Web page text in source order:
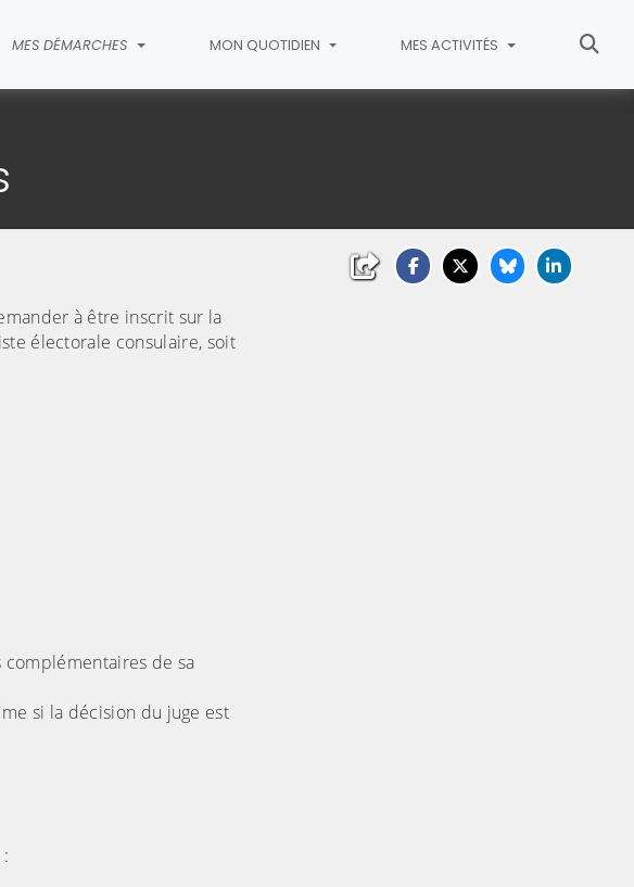
MES DÉMARCHES MON QUOTIDIEN MES ACTIVITÉS
à être inscrit sur la
électorale consulaire, soit
de sa
si la décision du juge est